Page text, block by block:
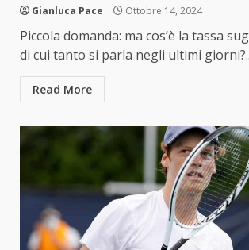
Gianluca Pace Ottobre 14, 2024
Piccola domanda: ma cos’è la tassa
di cui tanto si parla negli ultimi
Read More